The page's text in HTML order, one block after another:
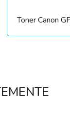
Toner Canon